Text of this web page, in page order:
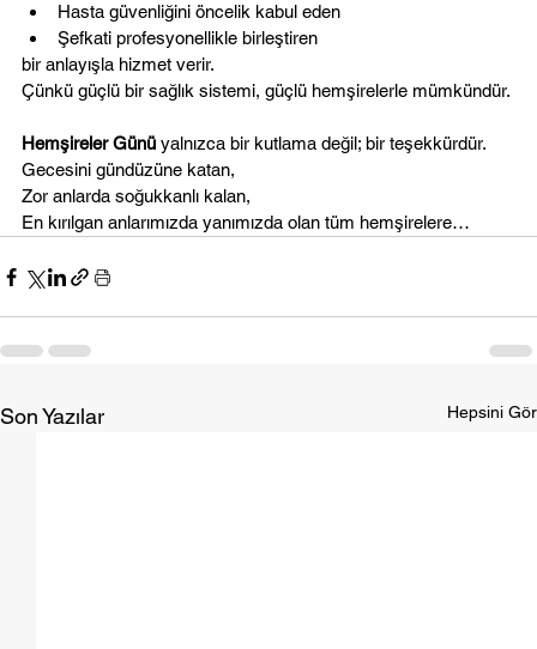
Hasta güvenliğini öncelik kabul eden
Şefkati profesyonellikle birleştiren
bir anlayışla hizmet verir.
Çünkü güçlü bir sağlık sistemi, güçlü hemşirelerle mümkündür.
Hemşireler Günü yalnızca bir kutlama değil; bir teşekkürdür.
Gecesini gündüzüne katan,
Zor anlarda soğukkanlı kalan,
En kırılgan anlarımızda yanımızda olan tüm hemşirelere…
Son Yazılar Hepsini Gör